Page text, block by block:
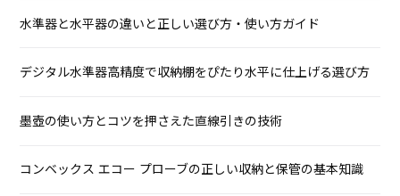
水準器と水平器の違いと正しい選び方・使い方ガイド
デジタル水準器高精度で収納棚をぴたり水平に仕上げる選び方
墨壺の使い方とコツを押さえた直線引きの技術
コンベックス エコー プローブの正しい収納と保管の基本知識